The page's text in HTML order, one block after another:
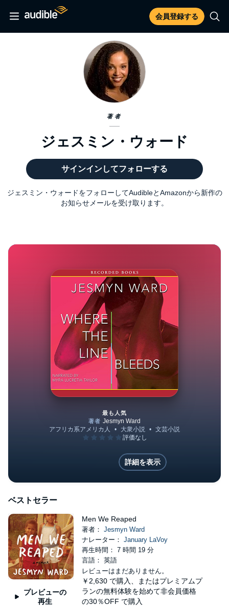
会員登録する
著者
ジェスミン・ウォード
サインインしてフォローする
ジェスミン・ウォードをフォローしてAudibleとAmazonから新作の
お知らせメールを受け取ります。
Where the Line Bleeds
最も人気
詳細を表示
ベストセラー
プレビューの
再生
Men We Reaped
著者： Jesmyn Ward
ナレーター： January LaVoy
再生時間： 7 時間 19 分
言語： 英語
レビューはまだありません。
￥2,630 で購入、またはプレミアムプ
ランの無料体験を始めて非会員価格
の30％OFF で購入